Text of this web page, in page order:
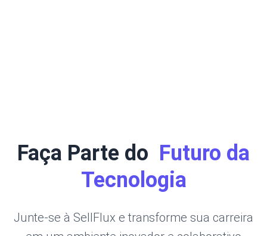
Faça Parte do Futuro da
Tecnologia
Junte-se à SellFlux e transforme sua carreira